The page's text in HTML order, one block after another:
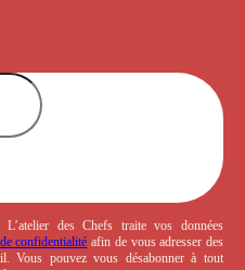
des Chefs traite vos données
confidentialité afin de vous adresser des
Vous pouvez vous désabonner à tout